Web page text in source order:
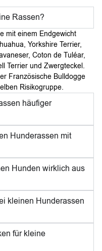
Rassen?
mit einem Endgewicht
Yorkshire Terrier,
Coton de Tuléar,
Terrier und Zwergteckel.
Französische Bulldogge
Risikogruppe.
häufiger
Hunderassen mit
Hunden wirklich aus
kleinen Hunderassen
für kleine